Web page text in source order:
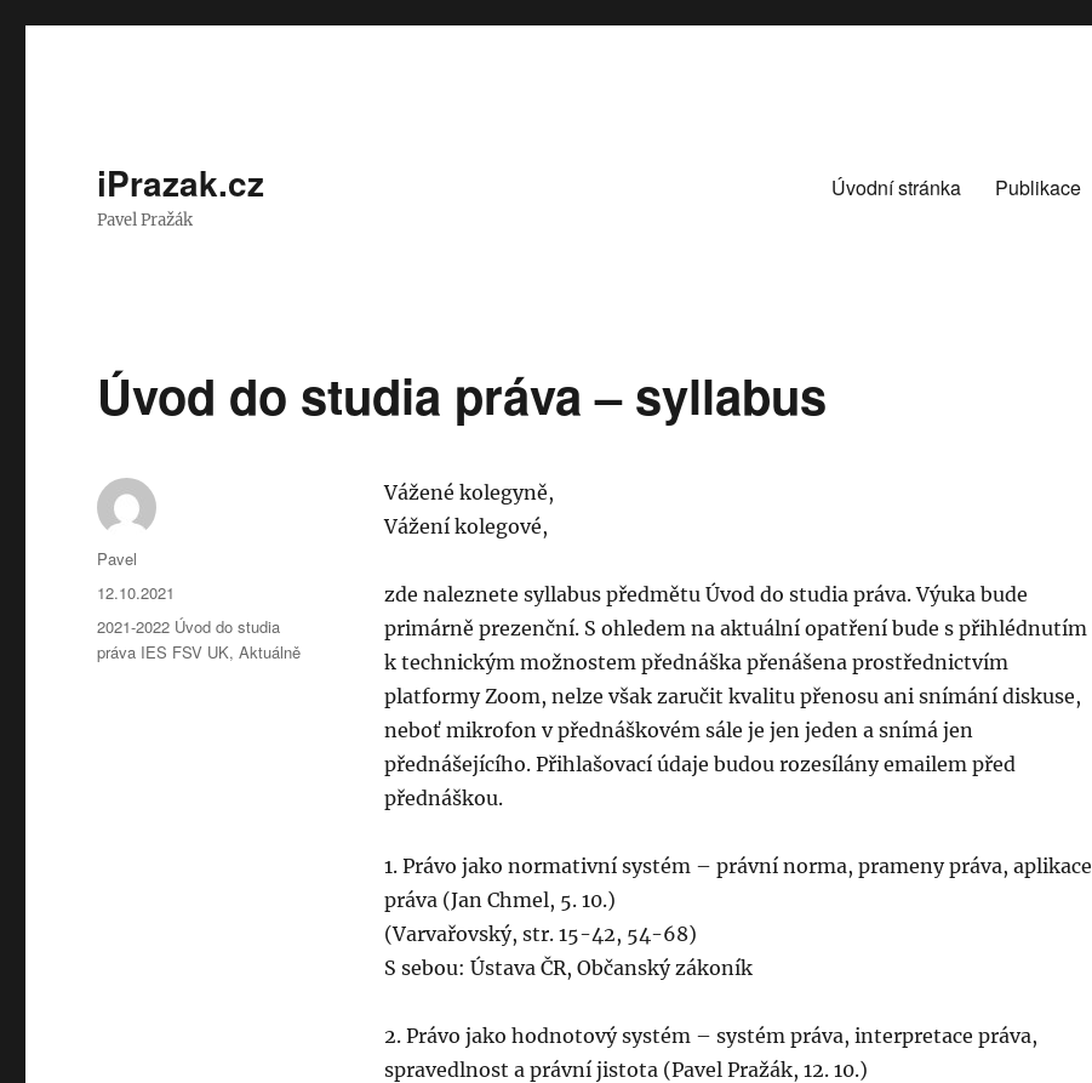
iPrazak.cz
Pavel Pražák
Úvodní stránka Publikace
Úvod do studia práva – syllabus
Vážené kolegyně,
Vážení kolegové,
zde naleznete syllabus předmětu Úvod do studia práva. Výuka bude
primárně prezenční. S ohledem na aktuální opatření bude s přihlédnutím
k technickým možnostem přednáška přenášena prostřednictvím
platformy Zoom, nelze však zaručit kvalitu přenosu ani snímání diskuse,
neboť mikrofon v přednáškovém sále je jen jeden a snímá jen
přednášejícího. Přihlašovací údaje budou rozesílány emailem před
přednáškou.
1. Právo jako normativní systém – právní norma, prameny práva, aplikace
práva (Jan Chmel, 5. 10.)
(Varvařovský, str. 15-42, 54-68)
S sebou: Ústava ČR, Občanský zákoník
2. Právo jako hodnotový systém – systém práva, interpretace práva,
spravedlnost a právní jistota (Pavel Pražák, 12. 10.)
Autor:
Pavel
Publikováno:
12.10.2021
Rubriky:
2021-2022 Úvod do studia
práva IES FSV UK,Aktuálně